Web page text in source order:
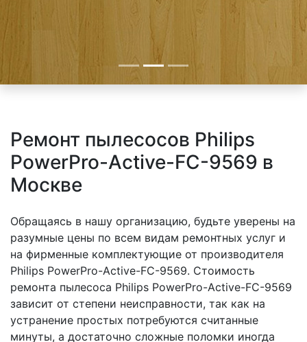
Ремонт пылесосов Philips
PowerPro-Active-FC-9569 в
Москве
Обращаясь в нашу организацию, будьте уверены на
разумные цены по всем видам ремонтных услуг и
на фирменные комплектующие от производителя
Philips PowerPro-Active-FC-9569. Стоимость
ремонта пылесоса Philips PowerPro-Active-FC-9569
зависит от степени неисправности, так как на
устранение простых потребуются считанные
минуты, а достаточно сложные поломки иногда